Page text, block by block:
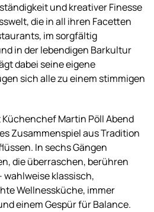
und kreativer Finesse
die in all ihren Facetten
im sorgfältig
in der lebendigen Barkultur
dabei seine eigene
sich alle zu einem stimmigen
Martin Pöll Abend
Zusammenspiel aus Tradition
In sechs Gängen
die überraschen, berühren
klassisch,
Wellnessküche, immer
einem Gespür für Balance.